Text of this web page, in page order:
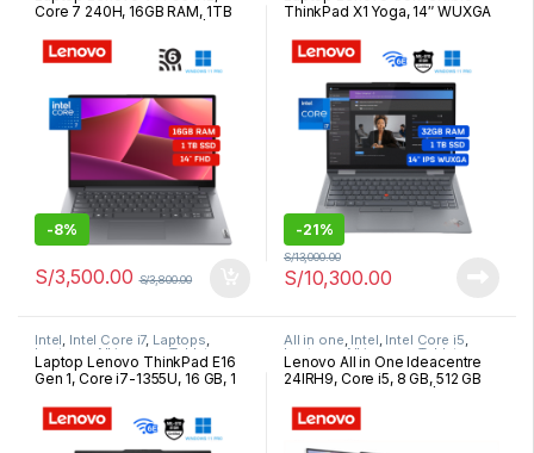
Core 7 240H, 16GB RAM, 1TB
83GU0039LM
-8%
S/3,500.00 S/3,800.00
ThinkPad X1 Yoga, 14″ WUXGA
GB, 1 TB SSD, Video Iris Xe,
Windows 11 Pro | 21HR0016LM
-21%
S/10,300.00
S/13,000.00
Intel, Intel Core i7, Laptops,
Laptops, All in one y Tablets
Laptop Lenovo ThinkPad E16
Gen 1, Core i7-1355U, 16 GB, 1
NVIDIA MX550 2 GB, Windows
11 Pro | 21JQ000PLM
All in one, Intel, Intel Core i5,
Laptops, All in one y Tablets
Lenovo All in One Ideacentre
24IRH9, Core i5, 8 GB, 512 GB
F0HN00MTLD